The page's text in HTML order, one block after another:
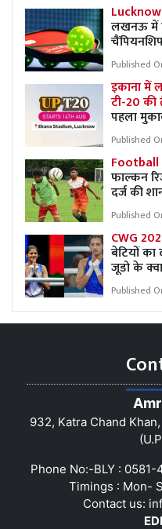
लखनऊ में
Published
इकाना
टी-20 की
पहला
Published
Football
फाल्कन
दर्ज की
Published
CWG
बेटियों का
जूडो के
Published
932, Katra Chand
Phone No:-BLY : 0581-
Timings : Mon-
Contact us: